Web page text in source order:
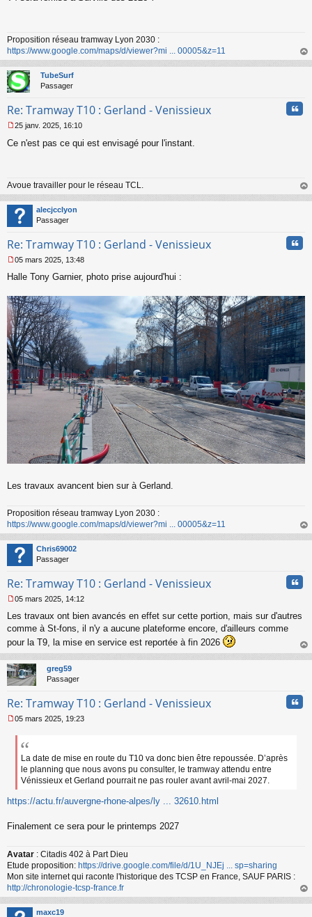
g
e
n
o
n
l
Proposition réseau tramway Lyon 2030 :
https://www.google.com/maps/d/viewer?mi ... 00005&z=11
au
TubeSurf
Passager
Re: Tramway T10 : Gerland - Venissieux
e
g
e
n
o
n
u
25 janv. 2025, 16:10
Ce n'est pas ce qui est envisagé pour l'instant.
Avoue travailler pour le réseau TCL.
au
alecjcclyon
Passager
Re: Tramway T10 : Gerland - Venissieux
e
s
a
g
e
n
o
n
l
u
05 mars 2025, 13:48
Halle Tony Garnier, photo prise aujourd'hui :
Les travaux avancent bien sur à Gerland.
Proposition réseau tramway Lyon 2030 :
https://www.google.com/maps/d/viewer?mi ... 00005&z=11
au
Chris69002
Passager
Re: Tramway T10 : Gerland - Venissieux
e
s
a
g
e
n
n
u
05 mars 2025, 14:12
Les travaux ont bien avancés en effet sur cette portion, mais sur d'autres
comme à St-fons, il n'y a aucune plateforme encore, d'ailleurs comme
pour la T9, la mise en service est reportée à fin 2026
au
greg59
Passager
Re: Tramway T10 : Gerland - Venissieux
e
e
n
l
05 mars 2025, 19:23
La date de mise en route du T10 va donc bien être repoussée. D’après
le planning que nous avons pu consulter, le tramway attendu entre
Vénissieux et Gerland pourrait ne pas rouler avant avril-mai 2027.
https://actu.fr/auvergne-rhone-alpes/ly ... 32610.html
Finalement ce sera pour le printemps 2027
Avatar : Citadis 402 à Part Dieu
Etude proposition: https://drive.google.com/file/d/1U_NJEj ... sp=sharing
Mon site internet qui raconte l'historique des TCSP en France, SAUF PARIS :
http://chronologie-tcsp-france.fr
au
maxc19